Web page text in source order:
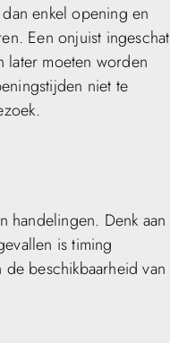
enkel opening en
Een onjuist ingeschat
later moeten worden
niet te
handelingen. Denk aan
is timing
beschikbaarheid van